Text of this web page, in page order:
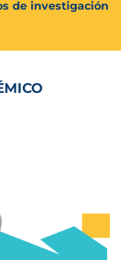
de investigación